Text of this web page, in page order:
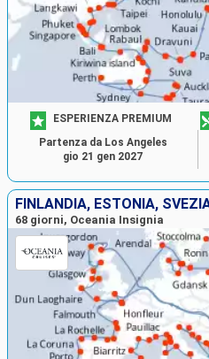
ESPERIENZA PREMIUM
Partenza da Los Angeles
gio 21 gen 2027
68 giorni, Oceania Insignia